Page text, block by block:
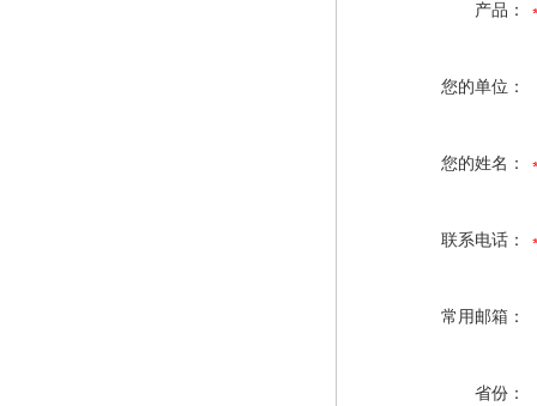
产品：
您的单位：
您的姓名：
联系电话：
常用邮箱：
省份：